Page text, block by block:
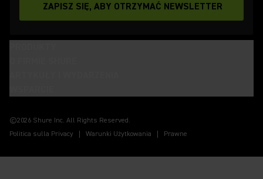
ZAPISZ SIĘ, ABY OTRZYMAĆ NEWSLETTER
©2026 Shure Inc. All Rights Reserved.
Politica sulla Privacy
Warunki Użytkowania Prawne